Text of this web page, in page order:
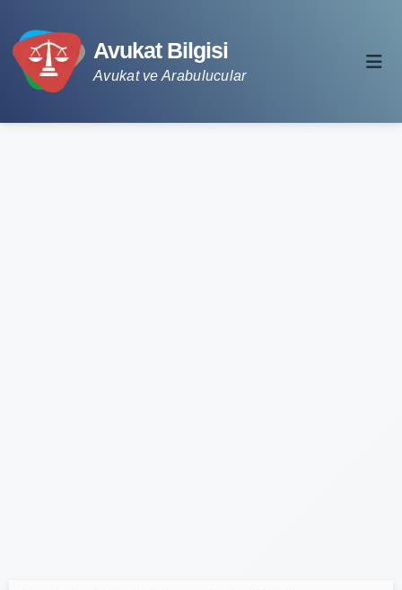
Avukat Bilgisi
Avukat ve Arabulucular